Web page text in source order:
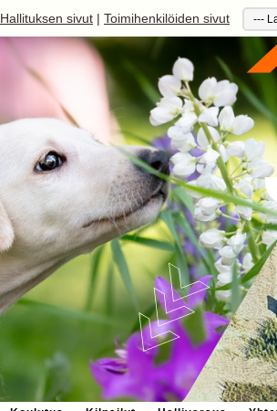
Hallituksen sivut | Toimihenkilöiden sivut